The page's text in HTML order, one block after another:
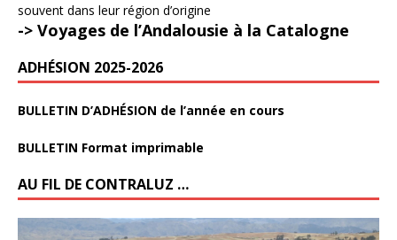
souvent dans leur région d’origine
-> Voyages de l’Andalousie à la Catalogne
ADHÉSION 2025-2026
BULLETIN D’ADHÉSION de l’année en cours
BULLETIN Format imprimable
AU FIL DE CONTRALUZ …